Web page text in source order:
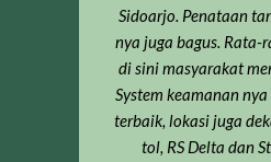
Sidoarjo. Penataan
nya juga bagus. Rata-
di sini masyarakat
System keamanan
terbaik, lokasi juga
tol, RS Delta dan